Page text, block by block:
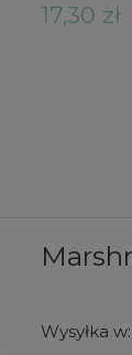
17,30 zł
Wysyłka w: